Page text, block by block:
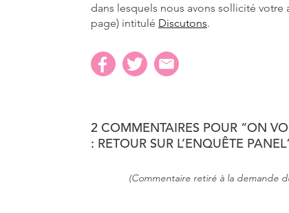
dans lesquels nous avons sollicité
page) intitulé Discutons.
2 COMMENTAIRES POUR “ON
: RETOUR SUR L’ENQUÊTE
(Commentaire retiré à la demande